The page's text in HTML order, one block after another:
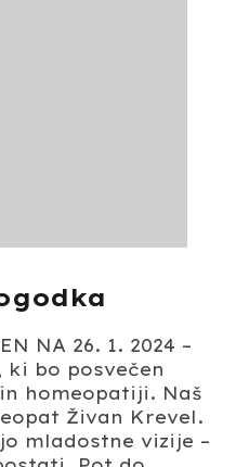
NA 26. 1. 2024 –
ki bo posvečen
homeopatiji. Naš
Živan Krevel.
mladostne vizije –